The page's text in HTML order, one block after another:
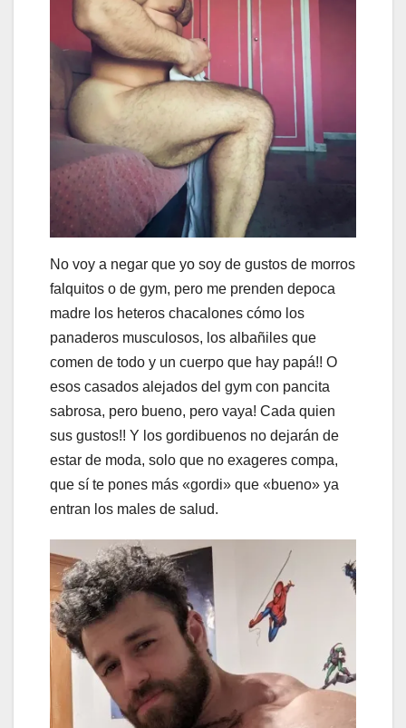
No voy a negar que yo soy de gustos de morros
falquitos o de gym, pero me prenden depoca
madre los heteros chacalones cómo los
panaderos musculosos, los albañiles que
comen de todo y un cuerpo que hay papá!! O
esos casados alejados del gym con pancita
sabrosa, pero bueno, pero vaya! Cada quien
sus gustos!! Y los gordibuenos no dejarán de
estar de moda, solo que no exageres compa,
que sí te pones más «gordi» que «bueno» ya
entran los males de salud.